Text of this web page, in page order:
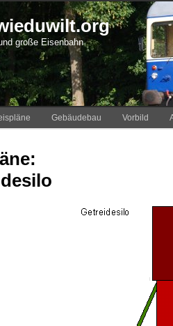
große Eisenbahn
Gebäudebau Vorbild